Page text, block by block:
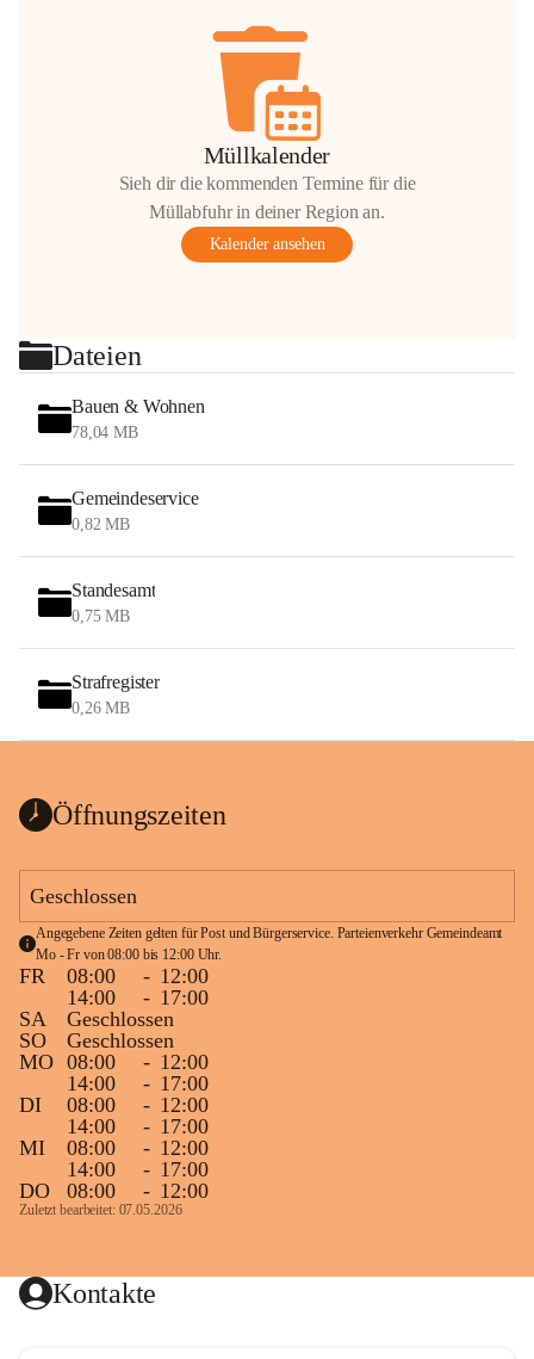
Müllkalender
Sieh dir die kommenden Termine für die
Müllabfuhr in deiner Region an.
Kalender ansehen
Dateien
Bauen & Wohnen
78,04 MB
Gemeindeservice
0,82 MB
Standesamt
0,75 MB
Strafregister
0,26 MB
Öffnungszeiten
Geschlossen
Angegebene Zeiten gelten für Post und Bürgerservice. Parteienverkehr Gemeindeamt
Mo - Fr von 08:00 bis 12:00 Uhr.
FR 08:00 - 12:00
14:00
- 17:00
SA
Geschlossen
SO
Geschlossen
MO 08:00 - 12:00
14:00
- 17:00
DI
08:00 - 12:00
14:00
- 17:00
MI
08:00 - 12:00
14:00
- 17:00
DO
08:00 - 12:00
Zuletzt bearbeitet: 07.05.2026
Kontakte